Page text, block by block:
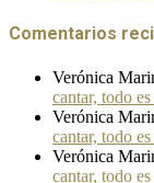
Comentarios
Verónica
cantar, todo
Verónica
cantar, todo
Verónica
cantar, todo